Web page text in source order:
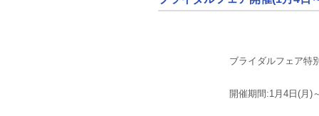
ブライダルフェア特
開催期間:1月4日(月)